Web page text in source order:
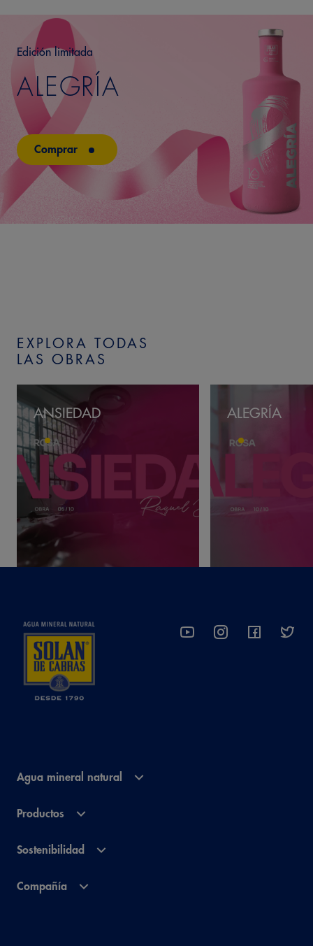
Edición limitada
ALEGRÍA
Comprar
EXPLORA TODAS
LAS OBRAS
ANSIEDAD ALEGRÍA
Agua mineral natural
Productos
Sostenibilidad
Compañía